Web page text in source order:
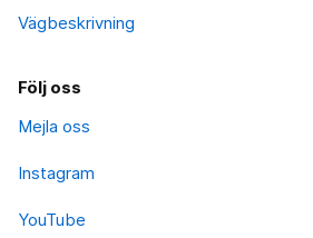
Vägbeskrivning
Följ oss
Mejla oss
Instagram
YouTube